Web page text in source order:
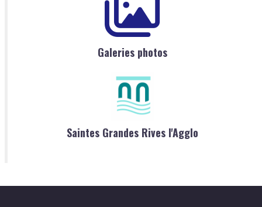
Galeries photos
Saintes Grandes Rives l'Agglo